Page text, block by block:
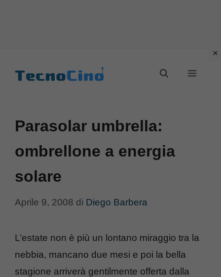
Menu
Parasolar umbrella:
ombrellone a energia
solare
Aprile 9, 2008 di Diego Barbera
L’estate non è più un lontano miraggio tra la
nebbia, mancano due mesi e poi la bella
stagione arriverà gentilmente offerta dalla